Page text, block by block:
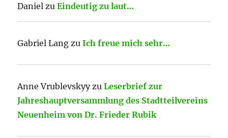
Daniel zuEindeutig zu laut…
Gabriel Lang zuIch freue mich sehr…
Anne VrublevskyyzuLeserbrief zur
Jahreshauptversammlung des Stadtteilvereins
Neuenheim von Dr. Frieder Rubik